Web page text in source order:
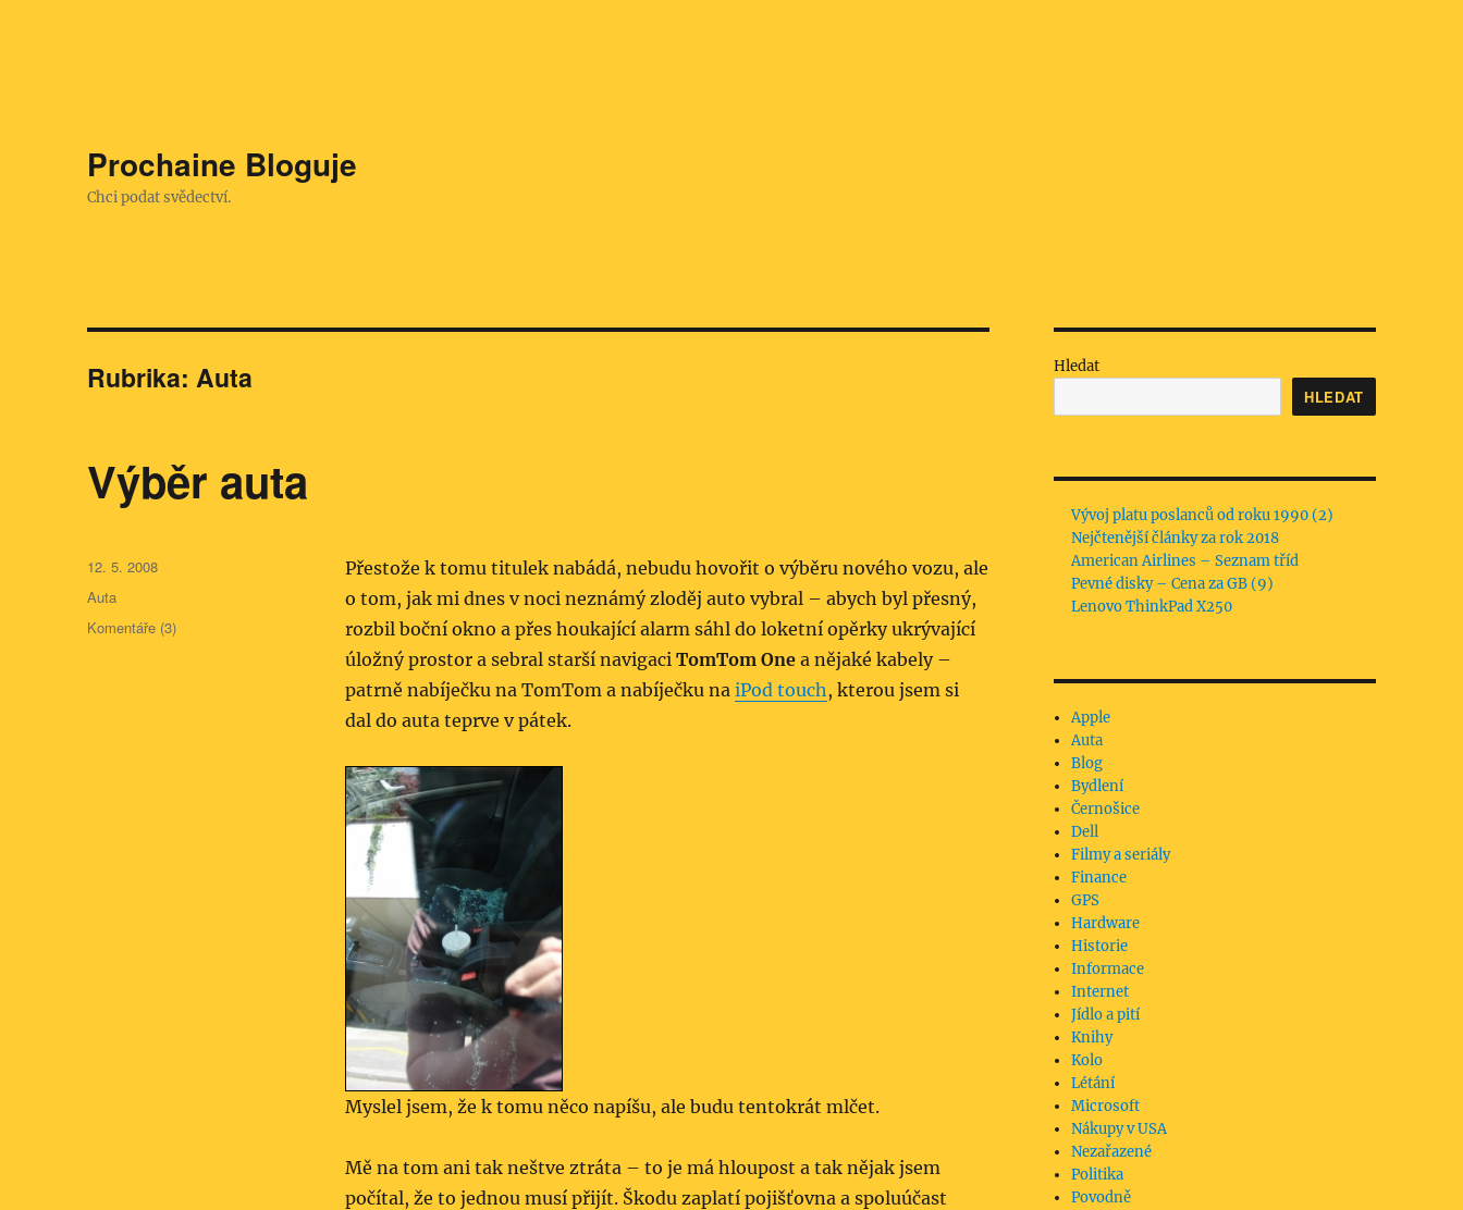
Prochaine Bloguje
Chci podat svědectví.
Rubrika:Auta
Výběr auta
Přestože k tomu titulek nabádá, nebudu hovořit o výběru nového vozu, ale
o tom, jak mi dnes v noci neznámý zloděj auto vybral – abych byl přesný,
rozbil boční okno a přes houkající alarm sáhl do loketní opěrky ukrývající
úložný prostor a sebral starší navigaci TomTom Onea nějaké kabely –
patrně nabíječku na TomTom a nabíječku na iPod touch, kterou jsem si
dal do auta teprve v pátek.
Myslel jsem, že k tomu něco napíšu, ale budu tentokrát mlčet.
Mě na tom ani tak neštve ztráta – to je má hloupost a tak nějak jsem
počítal, že to jednou musí přijít. Škodu zaplatí pojišťovna a spoluúčast
Publikováno:
12. 5. 2008
Rubriky:
Auta
Komentáře (3)
Hledat
HLEDAT
Vývoj platu poslanců od roku 1990 (2)
Nejčtenější články za rok 2018
American Airlines – Seznam tříd
Pevné disky – Cena za GB (9)
Lenovo ThinkPad X250
Apple
Auta
Blog
Bydlení
Černošice
Dell
Filmy a seriály
Finance
GPS
Hardware
Historie
Informace
Internet
Jídlo a pití
Knihy
Kolo
Létání
Microsoft
Nákupy v USA
Nezařazené
Politika
Povodně